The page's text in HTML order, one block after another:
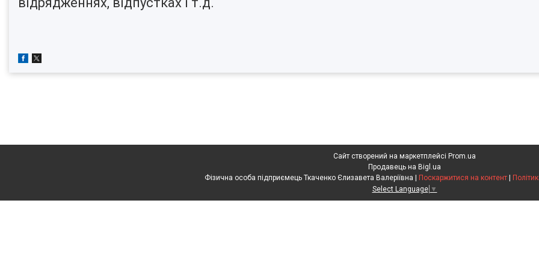
Сайт створений на маркетплейсі Prom.ua
Продавець на Bigl.ua
Поскаржитися на контент
Select Language ▼